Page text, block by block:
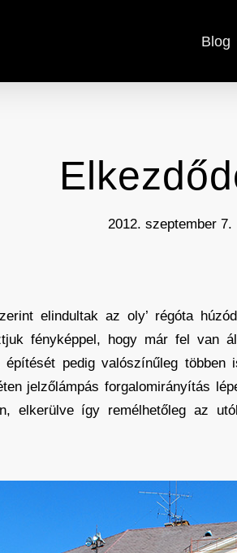
Blog
2012. szeptember 7.
elindultak az oly’ régóta
fényképpel, hogy már fel van
pedig valószínűleg
jelzőlámpás forgalomirányítás
elkerülve így remélhetőleg az